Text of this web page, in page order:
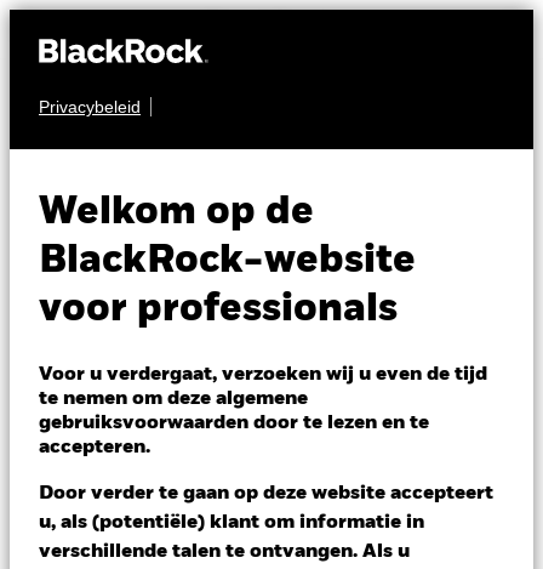
Privacybeleid
Welkom op de
BlackRock-website
voor professionals
Voor u verdergaat, verzoeken wij u even de tijd
te nemen om deze algemene
gebruiksvoorwaarden door te lezen en te
accepteren.
Door verder te gaan op deze website accepteert
u, als (potentiële) klant om informatie in
verschillende talen te ontvangen. Als u
OBLIGATIES
Income Fund
NAV per 07/aug/2026
EUR 11,22
Verandering NAV 1 dag per 07/aug/2026
EUR -0,01 (-0,09%)